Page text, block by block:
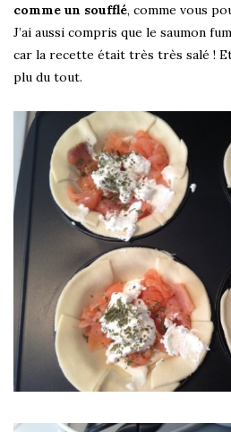
comme un soufflé, comme vous
J’ai aussi compris que le saumon
car la recette était très très salé !
plu du tout.